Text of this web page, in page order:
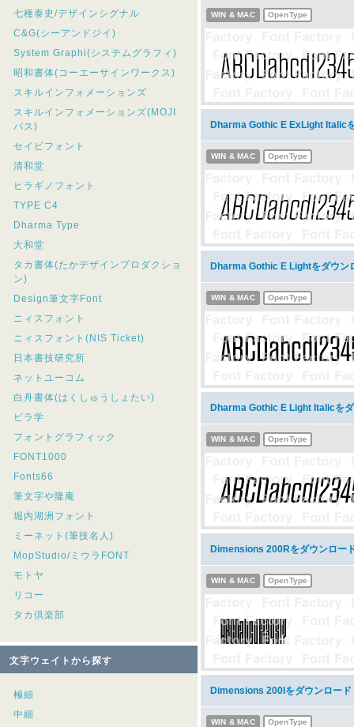
七種泰史/デザインシグナル
C&G(シーアンドジイ)
System Graphi(システムグラフィ)
昭和書体(コーエーサインワークス)
スキルインフォメーションズ
スキルインフォメーションズ(MOJI
パス)
セイビフォント
清和堂
ヒラギノフォント
TYPE C4
Dharma Type
大和堂
タカ書体(たかデザインプロダクショ
ン)
Design筆文字Font
ニィスフォント
ニィスフォント(NIS Ticket)
日本書技研究所
ネットユーコム
白舟書体(はくしゅうしょたい)
ビラ学
フォントグラフィック
FONT1000
Fonts66
筆文字や隆庵
堀内湖洲フォント
ミーネット(筆技名人)
MopStudio/ミウラFONT
モトヤ
リコー
タカ倶楽部
文字ウェイトから探す
極細
中細
WIN & MAC OpenType
Dharma Gothic E ExLight Italic
WIN & MAC OpenType
Dharma Gothic E Lightをダウン
WIN & MAC OpenType
Dharma Gothic E Light Italicを
WIN & MAC OpenType
Dimensions 200Rをダウンロー
WIN & MAC OpenType
Dimensions 200Iをダウンロード
WIN & MAC OpenType